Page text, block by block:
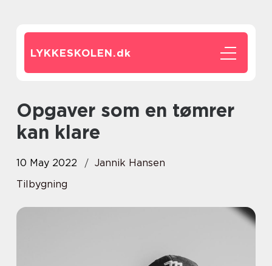
LYKKESKOLEN.dk
Opgaver som en tømrer
kan klare
10 May 2022
Jannik Hansen
Tilbygning